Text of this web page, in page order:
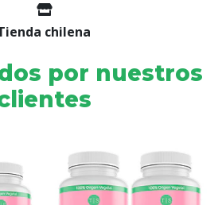
chilena
por nuestros